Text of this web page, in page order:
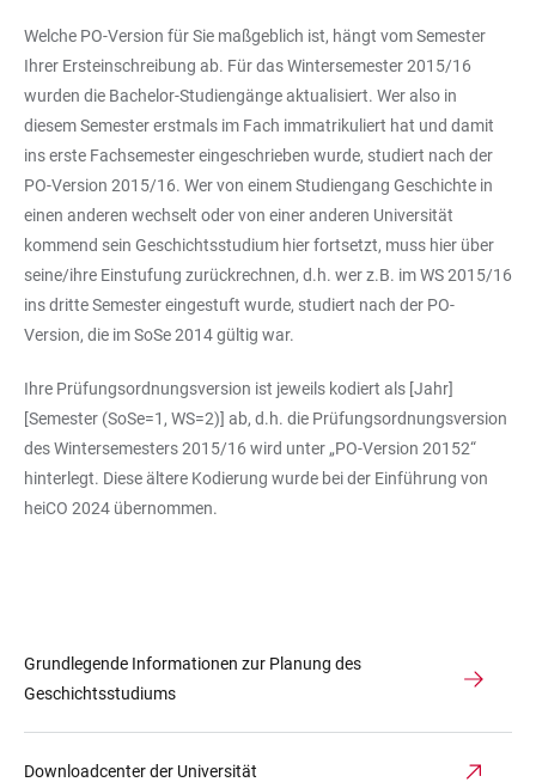
Welche PO-Version für Sie maßgeblich ist, hängt vom Semester
Ihrer Ersteinschreibung ab. Für das Wintersemester 2015/16
wurden die Bachelor-Studiengänge aktualisiert. Wer also in
diesem Semester erstmals im Fach immatrikuliert hat und damit
ins erste Fachsemester eingeschrieben wurde, studiert nach der
PO-Version 2015/16. Wer von einem Studiengang Geschichte in
einen anderen wechselt oder von einer anderen Universität
kommend sein Geschichtsstudium hier fortsetzt, muss hier über
seine/ihre Einstufung zurückrechnen, d.h. wer z.B. im WS 2015/16
ins dritte Semester eingestuft wurde, studiert nach der PO-
Version, die im SoSe 2014 gültig war.
Ihre Prüfungsordnungsversion ist jeweils kodiert als [Jahr]
[Semester (SoSe=1, WS=2)] ab, d.h. die Prüfungsordnungsversion
des Wintersemesters 2015/16 wird unter „PO-Version 20152“
hinterlegt. Diese ältere Kodierung wurde bei der Einführung von
heiCO 2024 übernommen.
Grundlegende Informationen zur Planung des
Geschichtsstudiums
Downloadcenter der Universität